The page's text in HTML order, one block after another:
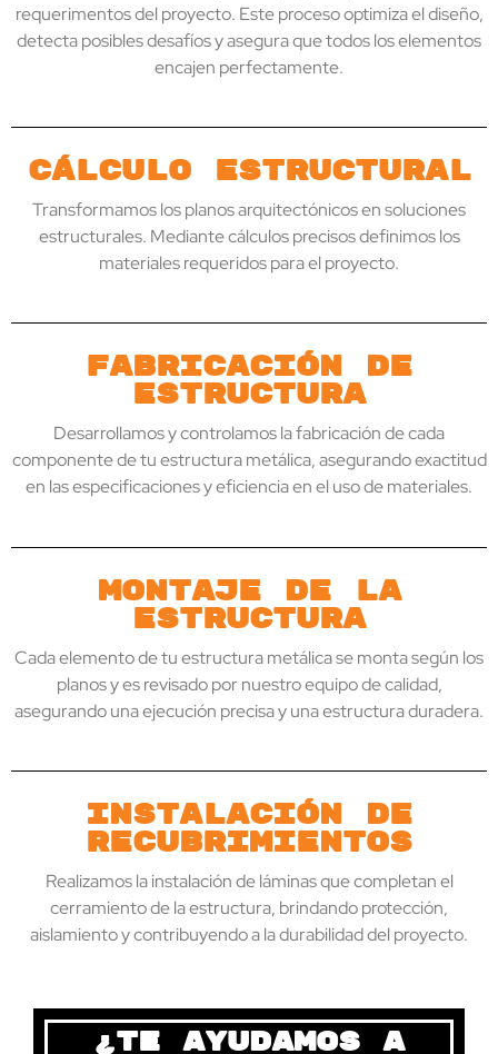
requerimentos del proyecto. Este proceso optimiza el diseño,
detecta posibles desafíos y asegura que todos los elementos
encajen perfectamente.
Cálculo Estructural
Transformamos los planos arquitectónicos en soluciones
estructurales. Mediante cálculos precisos definimos los
materiales requeridos para el proyecto.
Fabricación de
estructura
Desarrollamos y controlamos la fabricación de cada
componente de tu estructura metálica, asegurando exactitud
en las especificaciones y eficiencia en el uso de materiales.
Montaje de la
estructura
Cada elemento de tu estructura metálica se monta según los
planos y es revisado por nuestro equipo de calidad,
asegurando una ejecución precisa y una estructura duradera.
Instalación de
recubrimientos
Realizamos la instalación de láminas que completan el
cerramiento de la estructura, brindando protección,
aislamiento y contribuyendo a la durabilidad del proyecto.
¿Te ayudamos a